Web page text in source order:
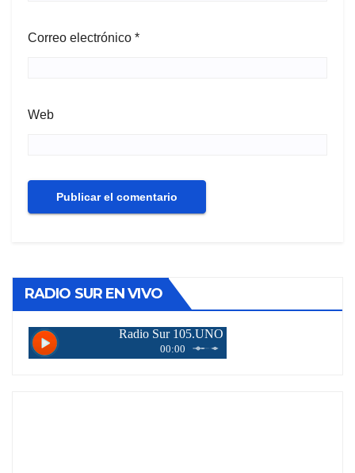
Correo electrónico *
Web
RADIO SUR EN VIVO